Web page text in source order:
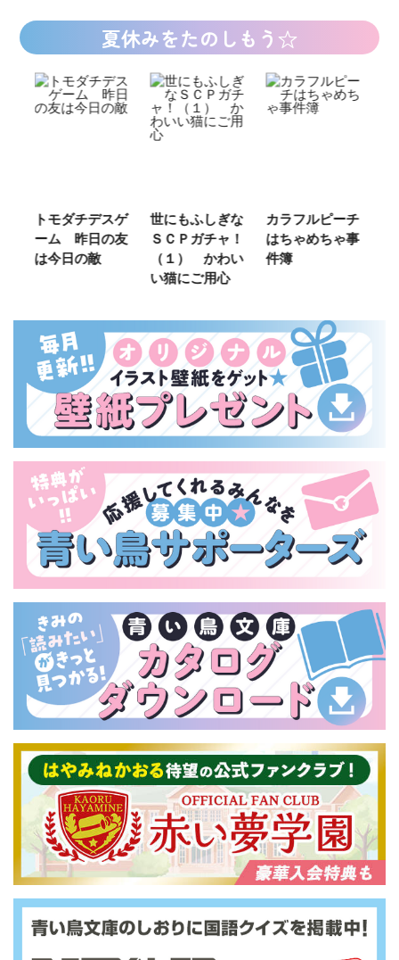
夏休みをたのしもう☆
トモダチデスゲ
ーム 昨日の友
は今日の敵
世にもふしぎな
ＳＣＰガチャ！
（１） かわい
い猫にご用心
カラフルピーチ
はちゃめちゃ事
件簿